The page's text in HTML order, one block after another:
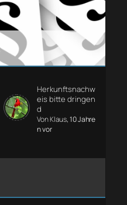
Herkunftsnachw
eis bitte dringen
d
Von Klaus, 10 Jahre
n vor